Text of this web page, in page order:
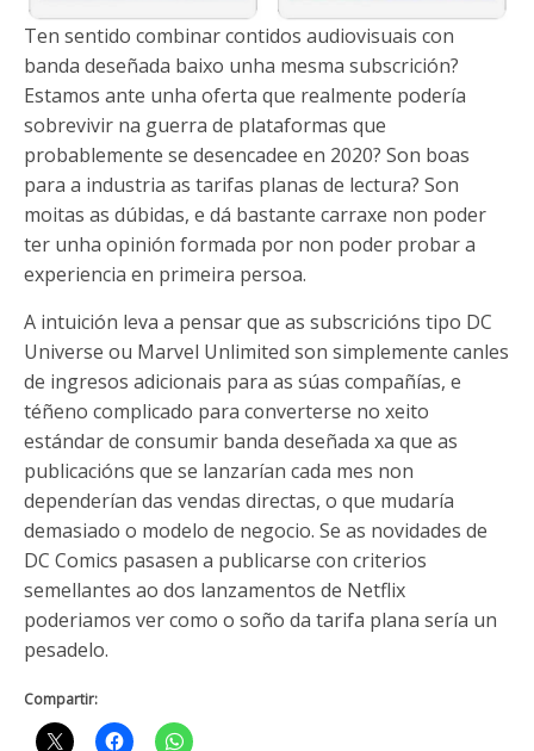
Ten sentido combinar contidos audiovisuais con
banda deseñada baixo unha mesma subscrición?
Estamos ante unha oferta que realmente podería
sobrevivir na guerra de plataformas que
probablemente se desencadee en 2020? Son boas
para a industria as tarifas planas de lectura? Son
moitas as dúbidas, e dá bastante carraxe non poder
ter unha opinión formada por non poder probar a
experiencia en primeira persoa.
A intuición leva a pensar que as subscricións tipo DC
Universe ou Marvel Unlimited son simplemente canles
de ingresos adicionais para as súas compañías, e
téñeno complicado para converterse no xeito
estándar de consumir banda deseñada xa que as
publicacións que se lanzarían cada mes non
dependerían das vendas directas, o que mudaría
demasiado o modelo de negocio. Se as novidades de
DC Comics pasasen a publicarse con criterios
semellantes ao dos lanzamentos de Netflix
poderiamos ver como o soño da tarifa plana sería un
pesadelo.
Compartir: